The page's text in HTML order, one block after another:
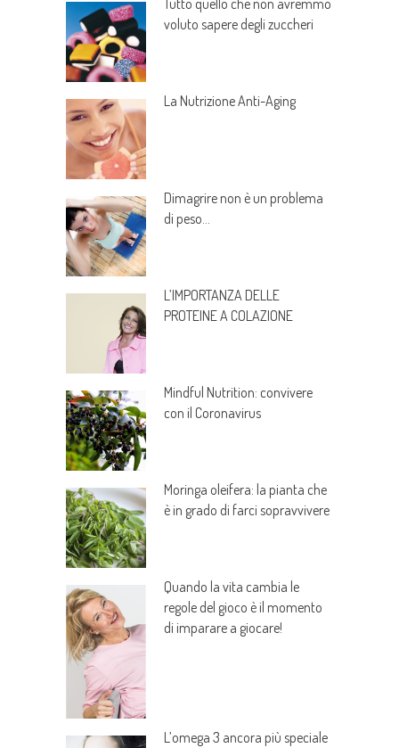
Tutto quello che non avremmo
voluto sapere degli zuccheri
La Nutrizione Anti-Aging
Dimagrire non è un problema
di peso…
L’IMPORTANZA DELLE
PROTEINE A COLAZIONE
Mindful Nutrition: convivere
con il Coronavirus
Moringa oleifera: la pianta che
è in grado di farci sopravvivere
Quando la vita cambia le
regole del gioco è il momento
di imparare a giocare!
L’omega 3 ancora più speciale